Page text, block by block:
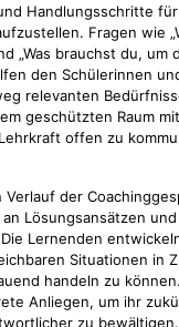
Kontraste
Handlungsschritte
Fragen wie
„Was brauchst du, um
den Schülerinnen
relevanten
geschützten Raum
offen zu
Verlauf der
an Lösungsansätzen
Lernenden
Situationen in
handeln zu
Anliegen, um ihr
zu bewältigen.